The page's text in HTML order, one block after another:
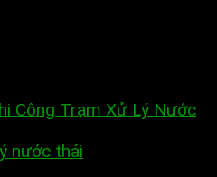
Công Trạm Xử Lý Nước
nước thải